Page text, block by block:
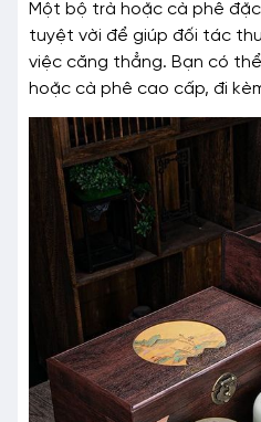
Một bộ trà hoặc cà phê
tuyệt vời để giúp đối tác
việc căng thẳng. Bạn có
hoặc cà phê cao cấp, đi